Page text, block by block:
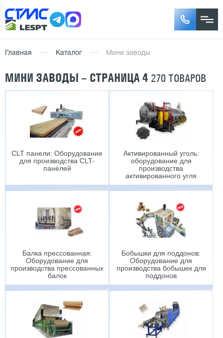
Главная Каталог Мини заводы
МИНИ ЗАВОДЫ – СТРАНИЦА 4 270 ТОВАРОВ
CLT панели: Оборудование
для производства CLT-
панелей
Активированный уголь:
оборудование для
производства
активированного угля
Балка прессованная:
Оборудование для
производства прессованных
балок
Бобышки для поддонов:
Оборудование для
производства бобышек для
поддонов